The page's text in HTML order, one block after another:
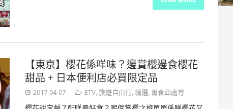
【東京】櫻花係咩味？邊賞櫻邊食櫻花
甜品 + 日本便利店必買限定品
2017-04-07 ETV,旅遊自由行,精選, 胃食四處尋